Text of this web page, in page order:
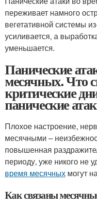
переживает намного
вегетативной системы
усиливается, а
уменьшается.
Панические
месячных. Что
критические
панические
Плохое настроение,
месячными –
повышенная
периоду, уже никого не
время месячных могут
Как связаны